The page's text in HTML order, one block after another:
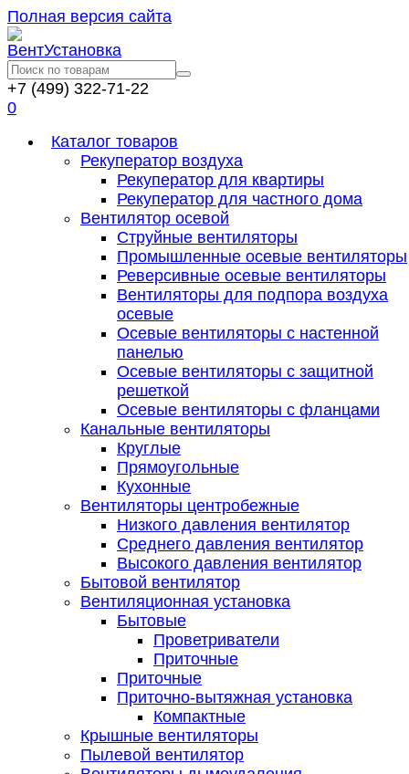
Полная версия сайта
+7 (499) 322-71-22
0
Каталог товаров
Рекуператор воздуха
Рекуператор для квартиры
Рекуператор для частного дома
Вентилятор осевой
Струйные вентиляторы
Промышленные осевые вентиляторы
Реверсивные осевые вентиляторы
Вентиляторы для подпора воздуха
осевые
Осевые вентиляторы с настенной
панелью
Осевые вентиляторы с защитной
решеткой
Осевые вентиляторы с фланцами
Канальные вентиляторы
Круглые
Прямоугольные
Кухонные
Вентиляторы центробежные
Низкого давления вентилятор
Среднего давления вентилятор
Высокого давления вентилятор
Бытовой вентилятор
Вентиляционная установка
Бытовые
Проветриватели
Приточные
Приточные
Приточно-вытяжная установка
Компактные
Крышные вентиляторы
Пылевой вентилятор